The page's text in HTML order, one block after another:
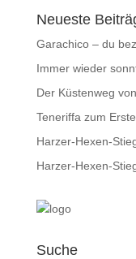
Neueste
Garachico – du
Immer wieder
Der Küstenweg
Teneriffa zum
Harzer-Hexen-
Harzer-Hexen-
Suche